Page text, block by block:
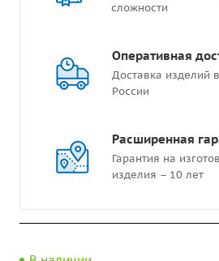
сложности
Оперативная
Доставка изделий
России
Расширенная
Гарантия на
изделия – 10 лет